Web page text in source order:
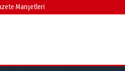
Manşetleri